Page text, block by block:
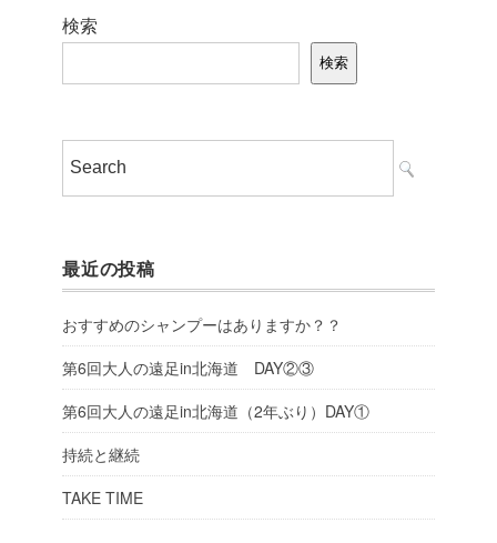
検索
検索
最近の投稿
おすすめのシャンプーはありますか？？
第6回大人の遠足in北海道 DAY②③
第6回大人の遠足in北海道（2年ぶり）DAY①
持続と継続
TAKE TIME